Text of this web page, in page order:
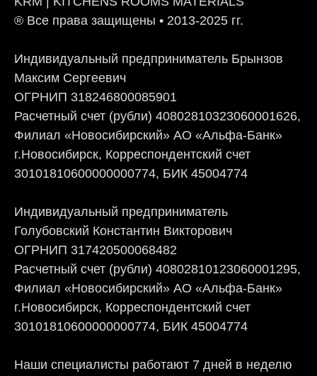
® Все права защищены • 2013-2025 гг.
Индивидуальный предприниматель Брынзов
Максим Сергеевич
ОГРНИП 318246800085901
Расчетный счет (рубли) 40802810323060001626,
Филиал «Новосибирский» АО «Альфа-Банк»
г.Новосибирск, Корреспондентский счет
30101810600000000774, БИК 45004774
Индивидуальный предприниматель
Голубовский Константин Викторович
ОГРНИП 317420500068482
Расчетный счет (рубли) 40802810123060001295,
Филиал «Новосибирский» АО «Альфа-Банк»
г.Новосибирск, Корреспондентский счет
30101810600000000774, БИК 45004774
Наши специалисты работают 7 дней в неделю